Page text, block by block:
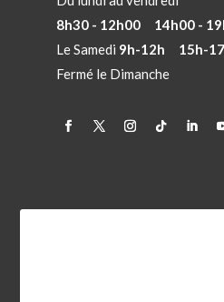
8h30 - 12h00 14h00 -
Le Samedi 9h-12h 15h-
Fermé le Dimanche